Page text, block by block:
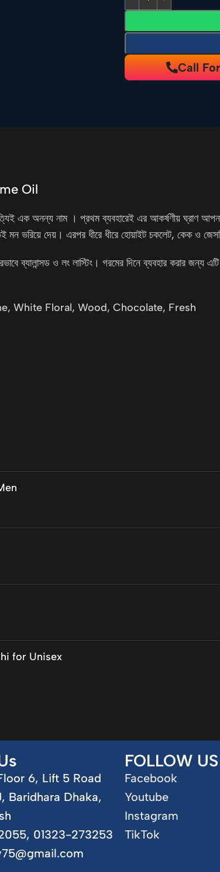
Call
Oil
এক অনন্য নাম । প্রথম ব্যবহারেই এর আকর্ষণীয় ঘ্রাণ
ভরিয়ে দেয়। এরপর ধীরে ধীরে হোয়াইট চকলেট, কেক ও
ব্যালান্সড ও লং লাস্টিং। গরমের দিনে ব্যবহার করার
White Floral, Wood, Chocolate, Fresh
for Unisex
6, Lift 5 Road
Baridhara Dhaka,
01323-273253
FOLLOW US
Facebook
Youtube
Instagram
TikTok